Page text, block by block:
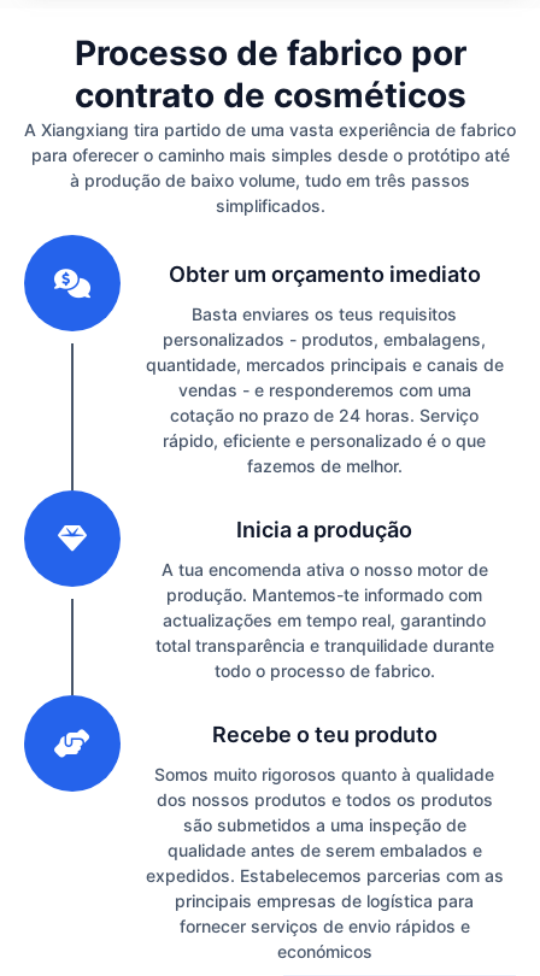
Processo de fabrico por
contrato de cosméticos
A Xiangxiang tira partido de uma vasta experiência de fabrico
para oferecer o caminho mais simples desde o protótipo até
à produção de baixo volume, tudo em três passos
simplificados.
Obter um orçamento imediato
Basta enviares os teus requisitos
personalizados - produtos, embalagens,
quantidade, mercados principais e canais de
vendas - e responderemos com uma
cotação no prazo de 24 horas. Serviço
rápido, eficiente e personalizado é o que
fazemos de melhor.
Inicia a produção
A tua encomenda ativa o nosso motor de
produção. Mantemos-te informado com
actualizações em tempo real, garantindo
total transparência e tranquilidade durante
todo o processo de fabrico.
Recebe o teu produto
Somos muito rigorosos quanto à qualidade
dos nossos produtos e todos os produtos
são submetidos a uma inspeção de
qualidade antes de serem embalados e
expedidos. Estabelecemos parcerias com as
principais empresas de logística para
fornecer serviços de envio rápidos e
económicos